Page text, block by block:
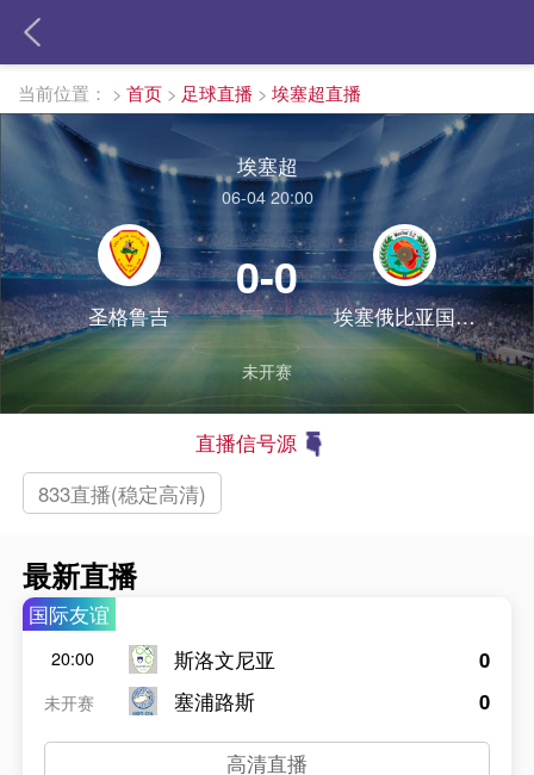
当前位置： > 首页 > 足球直播 > 埃塞超直播
埃塞超
06-04 20:00
圣格鲁吉
0-0
埃塞俄比亚国防军
未开赛
直播信号源
833直播(稳定高清)
最新直播
国际友谊
20:00
未开赛
斯洛文尼亚
塞浦路斯
0
0
高清直播